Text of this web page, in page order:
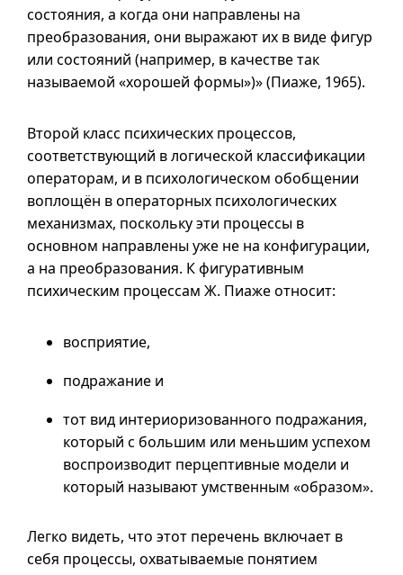
состояния, а когда они направлены на
преобразования, они выражают их в виде фигур
или состояний (например, в качестве так
называемой «хорошей формы»)» (Пиаже, 1965).
Второй класс психических процессов,
соответствующий в логической классификации
операторам, и в психологическом обобщении
воплощён в операторных психологических
механизмах, поскольку эти процессы в
основном направлены уже не на конфигурации,
а на преобразования. К фигуративным
психическим процессам Ж. Пиаже относит:
восприятие,
подражание и
тот вид интериоризованного подражания,
который с большим или меньшим успехом
воспроизводит перцептивные модели и
который называют умственным «образом».
Легко видеть, что этот перечень включает в
себя процессы, охватываемые понятием